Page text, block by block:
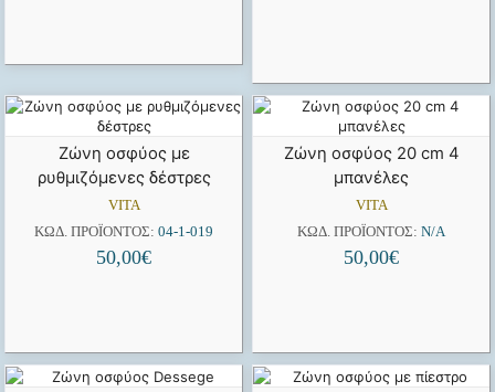
Ζώνη οσφύος με
ρυθμιζόμενες δέστρες
VITA
ΚΩΔ. ΠΡΟΪΌΝΤΟΣ: 04-1-019
50,00€
Ζώνη οσφύος 20 cm 4
μπανέλες
VITA
ΚΩΔ. ΠΡΟΪΌΝΤΟΣ: N/A
50,00€